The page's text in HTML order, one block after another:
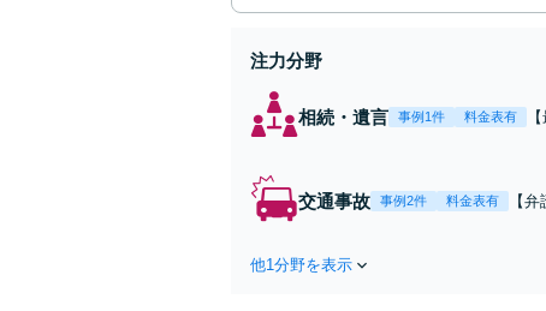
注力分野
相続・遺言 事例1件 料金表有
能
交通事故 事例2件 料金表有
【
他1分野を表示